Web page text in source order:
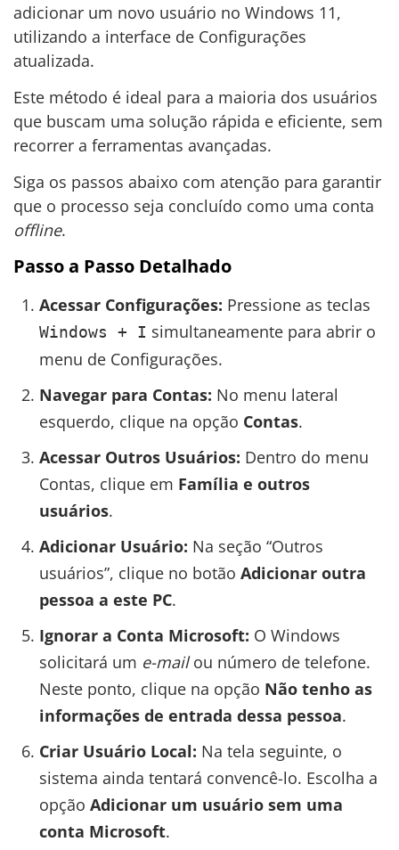
adicionar um novo usuário no Windows 11,
utilizando a interface de Configurações
atualizada.
Este método é ideal para a maioria dos usuários
que buscam uma solução rápida e eficiente, sem
recorrer a ferramentas avançadas.
Siga os passos abaixo com atenção para garantir
que o processo seja concluído como uma conta
offline.
Passo a Passo Detalhado
Acessar Configurações: Pressione as teclas
Windows + I simultaneamente para abrir o
menu de Configurações.
Navegar para Contas: No menu lateral
esquerdo, clique na opção Contas.
Acessar Outros Usuários: Dentro do menu
Contas, clique em Família e outros
usuários.
Adicionar Usuário: Na seção “Outros
usuários”, clique no botão Adicionar outra
pessoa a este PC.
Ignorar a Conta Microsoft: O Windows
solicitará um e-mailou número de telefone.
Neste ponto, clique na opção Não tenho as
informações de entrada dessa pessoa.
Criar Usuário Local: Na tela seguinte, o
sistema ainda tentará convencê-lo. Escolha a
opção Adicionar um usuário sem uma
conta Microsoft.